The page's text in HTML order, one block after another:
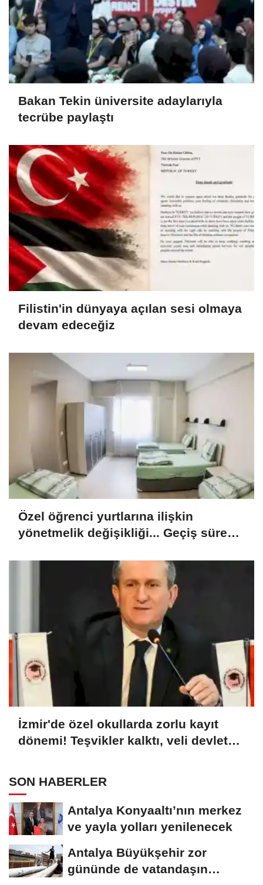
Bakan Tekin üniversite adaylarıyla
tecrübe paylaştı
Filistin'in dünyaya açılan sesi olmaya
devam edeceğiz
Özel öğrenci yurtlarına ilişkin
yönetmelik değişikliği... Geçiş süresi
İzmir'de özel okullarda zorlu kayıt
dönemi! Teşvikler kalktı, veli devlet
SON HABERLER
Antalya Konyaaltı’nın merkez
ve yayla yolları yenilenecek
Antalya Büyükşehir zor
gününde de vatandaşın